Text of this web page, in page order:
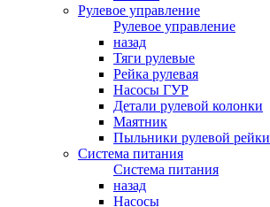
Рулевое управление
Рулевое управление
назад
Тяги рулевые
Рейка рулевая
Насосы ГУР
Детали рулевой колонки
Маятник
Пыльники рулевой рейки
Система питания
Система питания
назад
Насосы